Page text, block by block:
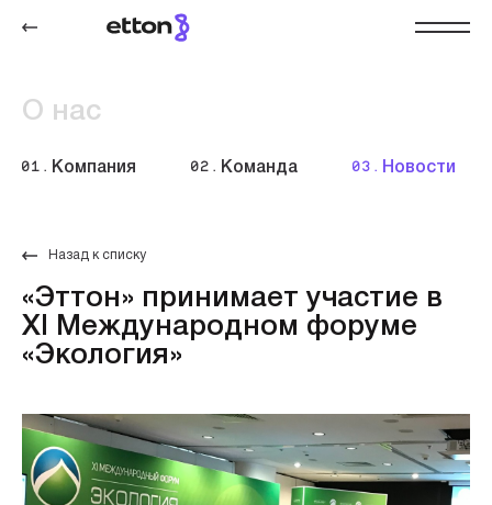
О нас
01. Компания 02. Команда 03. Новости
Назад к списку
«Эттон» принимает участие в
XI Международном форуме
«Экология»